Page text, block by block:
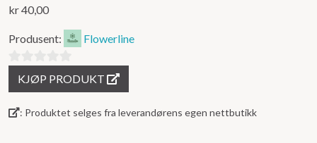
kr40,00
Produsent: Flowerline
ut
av
KJØP PRODUKT
: Produktet selges fra leverandørens egen nettbutikk